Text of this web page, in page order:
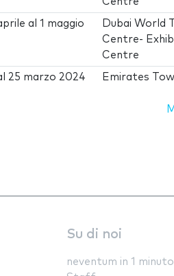
al1 maggio
Dubai World
Centre-
Centre
25 marzo 2024 Emirates
Su di noi
neventum in 1 minuto